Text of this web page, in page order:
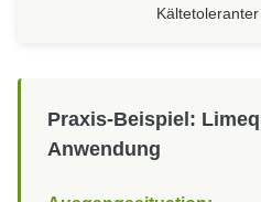
Praxis-Beispiel:
Anwendung